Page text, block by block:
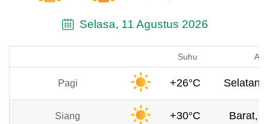
Selasa, 11 Agustus 2026
Suhu
Pagi +26°C Selatan,
Siang +30°C Barat,